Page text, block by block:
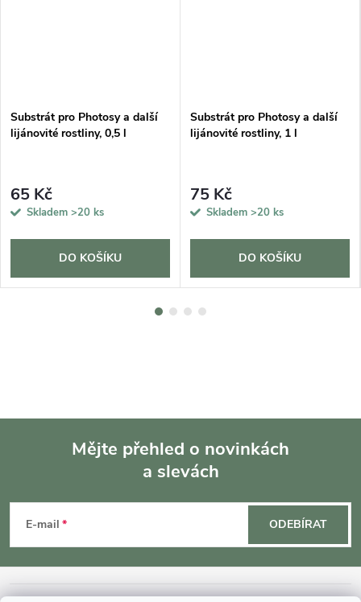
Substrát pro Photosy a další
lijánovité rostliny, 0,5 l
65 Kč
Skladem >20 ks
DO KOŠÍKU
Substrát pro Photosy a další
lijánovité rostliny, 1 l
75 Kč
Skladem >20 ks
DO KOŠÍKU
p
Mějte přehled o novinkách
a slevách
E-mail ODEBÍRAT